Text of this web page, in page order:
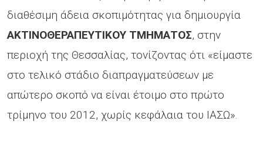
διαθέσιμη άδεια σκοπιμότητας για δημιουργία
ΑΚΤΙΝΟΘΕΡΑΠΕΥΤΙΚΟΥ ΤΜΗΜΑΤΟΣ, στην
περιοχή της Θεσσαλίας, τονίζοντας ότι «είμαστε
στο τελικό στάδιο διαπραγματεύσεων με
απώτερο σκοπό να είναι έτοιμο στο πρώτο
τρίμηνο του 2012, χωρίς κεφάλαια του ΙΑΣΩ».